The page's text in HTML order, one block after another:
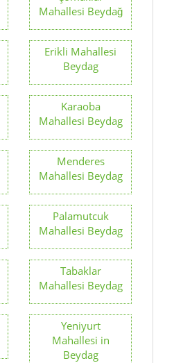
Mahallesi Beydağ
Erikli Mahallesi
Beydag
Karaoba
Mahallesi Beydag
Menderes
Mahallesi Beydag
Palamutcuk
Mahallesi Beydag
Tabaklar
Mahallesi Beydag
Yeniyurt
Mahallesi in
Beydag